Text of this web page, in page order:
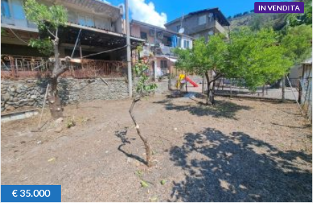
IN VENDITA
€35.000